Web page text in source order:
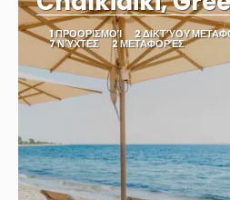
1 ΠΡΟΟΡΙΣΜΟΊ 2 ΔΙΚΤΎΟΥ
7 ΝΎΧΤΕΣ 2 ΜΕΤΑΦΟΡΈΣ